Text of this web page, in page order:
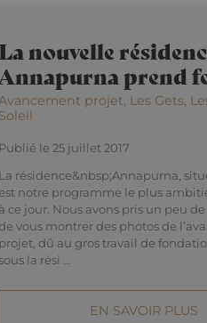
nouvelle
prend
projet, Les Gets,
Soleil
Publié le 25 juillet 2017
La résidence&nbsp;Annapurna,
est notre programme le plus
à ce jour. Nous avons pris un peu
de vous montrer des photos de
projet, dû au gros travail de
sous la rési ...
EN SAVOIR PLUS
une valeur
suivre les
pattern
account or
is used to limit
websites.
que les